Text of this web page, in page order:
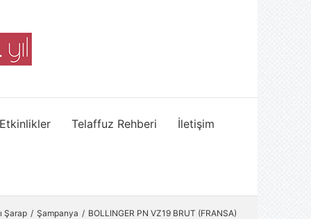
Telaffuz Rehberi İletişim
Şarap Şampanya BOLLINGER PN VZ19 BRUT (FRANSA)